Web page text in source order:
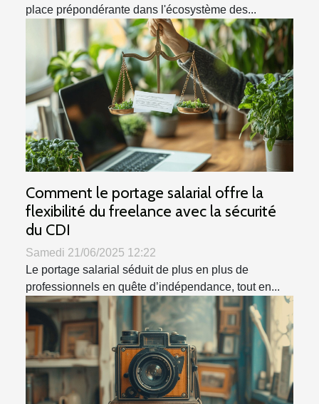
place prépondérante dans l'écosystème des...
Comment le portage salarial offre la
flexibilité du freelance avec la sécurité
du CDI
Samedi 21/06/2025 12:22
Le portage salarial séduit de plus en plus de
professionnels en quête d’indépendance, tout en...